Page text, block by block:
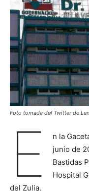
Foto tomada del Twitter de
E
n la
junio de
Bastidas
Hospital
del Zulia.